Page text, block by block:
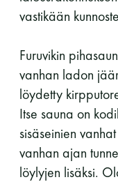
vastikään
Furuvikin
vanhan ladon
löydetty
Itse sauna on
sisäseinien
vanhan ajan
löylyjen lisäksi.